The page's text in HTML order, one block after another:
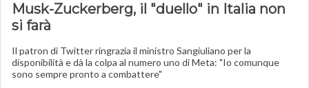
Musk-Zuckerberg, il "duello" in Italia non
si farà
Il patron di Twitter ringrazia il ministro Sangiuliano per la
disponibilità e dà la colpa al numero uno di Meta: "Io comunque
sono sempre pronto a combattere"